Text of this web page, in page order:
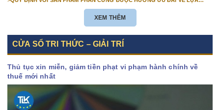
XEM THÊM
CỬA SỔ TRI THỨC – GIẢI TRÍ
Thủ tục xin miễn, giảm tiền phạt vi phạm hành chính về
thuế mới nhất